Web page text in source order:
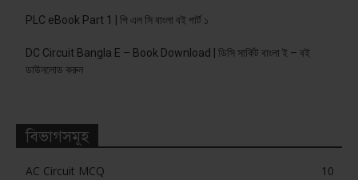
PLC eBook Part 1 | পি এল সি বাংলা বই পার্ট ১
DC Circuit Bangla E – Book Download | ডিসি সার্কিট বাংলা ই – বই
ডাউনলোড করুন
বিভাগসমূহ
AC Circuit MCQ
10